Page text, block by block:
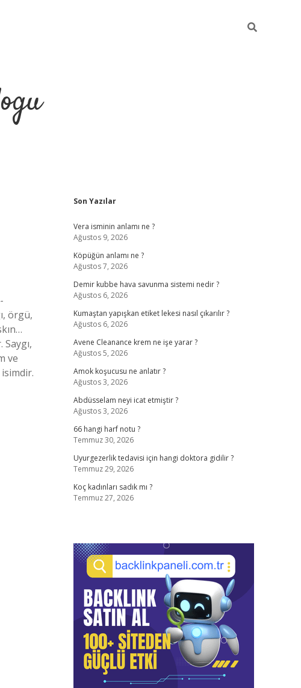
örgü,
ve
Sidebar
Son Yazılar
Vera isminin anlamı ne ?
Ağustos 9, 2026
Köpüğün anlamı ne ?
Ağustos 7, 2026
Demir kubbe hava savunma sistemi nedir ?
Ağustos 6, 2026
Kumaştan yapışkan etiket lekesi nasıl çıkarılır ?
Ağustos 6, 2026
Avene Cleanance krem ne işe yarar ?
Ağustos 5, 2026
Amok koşucusu ne anlatır ?
Ağustos 3, 2026
Abdüsselam neyi icat etmiştir ?
Ağustos 3, 2026
66 hangi harf notu ?
Temmuz 30, 2026
Uyurgezerlik tedavisi için hangi doktora gidilir ?
Temmuz 29, 2026
Koç kadınları sadık mı ?
Temmuz 27, 2026